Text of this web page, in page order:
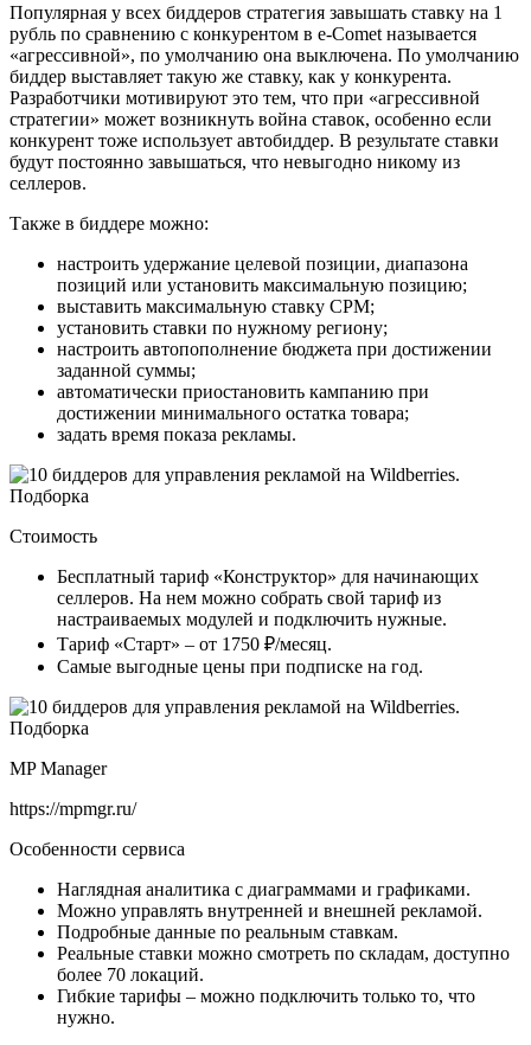
Популярная у всех биддеров стратегия завышать ставку на 1
рубль по сравнению с конкурентом в e-Comet называется
«агрессивной», по умолчанию она выключена. По умолчанию
биддер выставляет такую же ставку, как у конкурента.
Разработчики мотивируют это тем, что при «агрессивной
стратегии» может возникнуть война ставок, особенно если
конкурент тоже использует автобиддер. В результате ставки
будут постоянно завышаться, что невыгодно никому из
селлеров.
Также в биддере можно:
настроить удержание целевой позиции, диапазона
позиций или установить максимальную позицию;
выставить максимальную ставку CPM;
установить ставки по нужному региону;
настроить автопополнение бюджета при достижении
заданной суммы;
автоматически приостановить кампанию при
достижении минимального остатка товара;
задать время показа рекламы.
Стоимость
Бесплатный тариф «Конструктор» для начинающих
селлеров. На нем можно собрать свой тариф из
настраиваемых модулей и подключить нужные.
Тариф «Старт» – от 1750 ₽/месяц.
Самые выгодные цены при подписке на год.
MP Manager
https://mpmgr.ru/
Особенности сервиса
Наглядная аналитика с диаграммами и графиками.
Можно управлять внутренней и внешней рекламой.
Подробные данные по реальным ставкам.
Реальные ставки можно смотреть по складам, доступно
более 70 локаций.
Гибкие тарифы – можно подключить только то, что
нужно.